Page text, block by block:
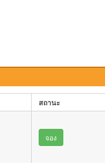
สถานะ
จอง